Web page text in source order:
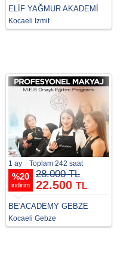
ELİF YAĞMUR AKADEMİ
Kocaeli İzmit
1 ay Toplam 242 saat
%20
indirim
28.000 TL
22.500 TL
BE'ACADEMY GEBZE
Kocaeli Gebze